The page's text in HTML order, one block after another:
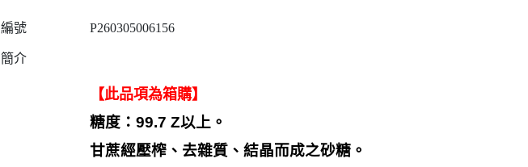
編號 P260305006156
簡介
【此品項為箱購】
糖度： 99.7 Z以上。
甘蔗經壓榨、去雜質、結晶而成之砂糖。